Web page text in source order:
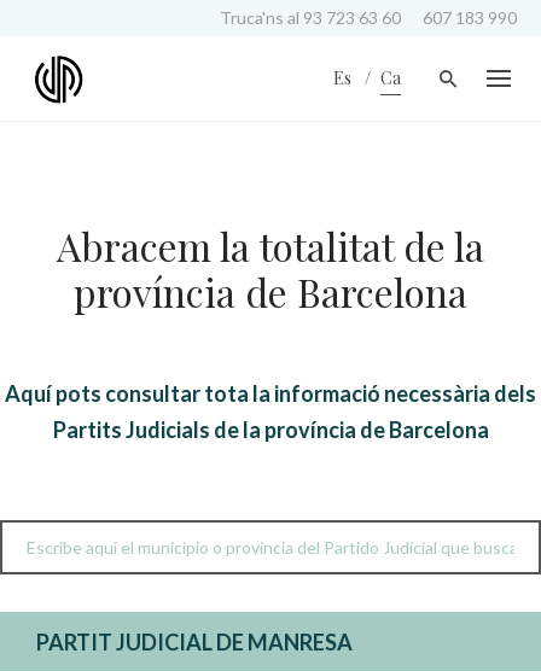
Truca'ns al 93 723 63 60 607 183 990
Es Ca
Abracem la totalitat de la
província de Barcelona
Aquí pots consultar tota la informació necessària dels
Partits Judicials de la província de Barcelona
PARTIT JUDICIAL DE MANRESA